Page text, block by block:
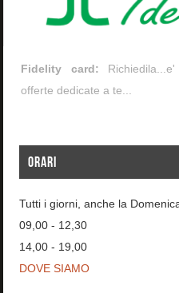
Fidelity card:
offerte dedicate a te...
ORARI
Tutti i giorni, anche la
09,00 - 12,30
14,00 - 19,00
DOVE SIAMO